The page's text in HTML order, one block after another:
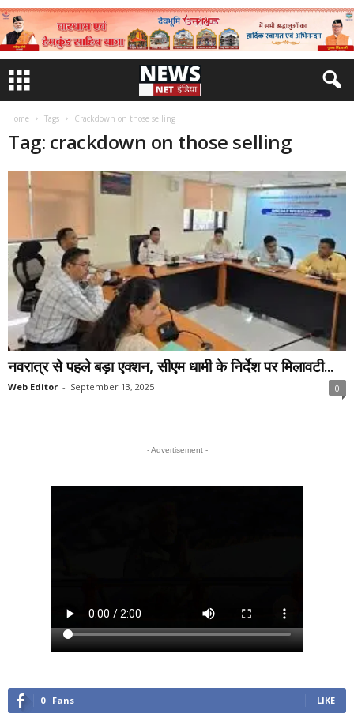
Home Tags Crackdown on those selling
Tag: crackdown on those selling
नवरात्र से पहले बड़ा एक्शन, सीएम धामी के निर्देश पर मिलावटी...
Web Editor - September 13, 2025 0
- Advertisement -
0 Fans LIKE